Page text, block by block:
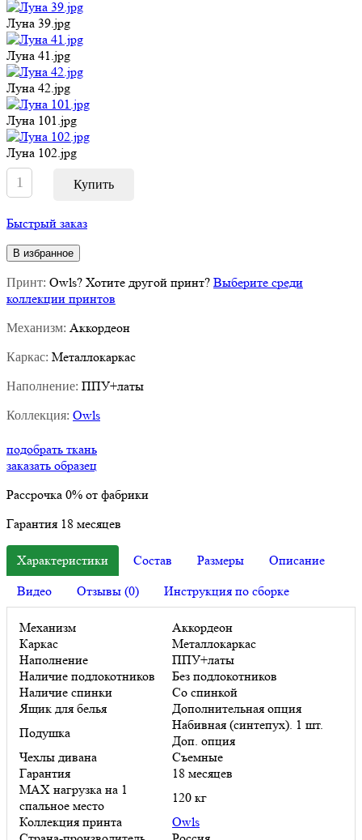
Луна 39.jpg
Луна 41.jpg
Луна 42.jpg
Луна 101.jpg
Луна 102.jpg
Быстрый заказ
В избранное
Принт: Owls? Хотите другой принт? Выберите среди
коллекции принтов
Механизм: Аккордеон
Каркас: Металлокаркас
Наполнение: ППУ+латы
Коллекция: Owls
подобрать ткань
заказать образец
Рассрочка 0% от фабрики
Гарантия 18 месяцев
Характеристики Состав Размеры
Описание
Видео
Отзывы (0) Инструкция по сборке
Механизм
Аккордеон
Каркас
Металлокаркас
Наполнение
ППУ+латы
Наличие подлокотников
Без подлокотников
Наличие спинки
Со спинкой
Ящик для белья
Дополнительная опция
Подушка
Набивная (синтепух). 1 шт.
Доп. опция
Чехлы дивана
Съемные
Гарантия
18 месяцев
MAX нагрузка на 1
спальное место
120 кг
Коллекция принта
Owls